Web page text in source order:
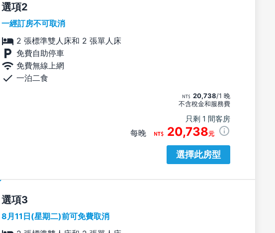
選項
一經訂房不可取消
2 張標準雙人床和 2 張單人床
免費自助停車
免費無線上網
一泊二食
20,738/1 晚
不含稅金和服務費
只剩 1 間客房
每晚 20,738元
選擇此房型
選項
8月11日(星期二)前可免費取消